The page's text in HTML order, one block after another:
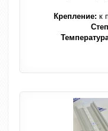
Крепление: к